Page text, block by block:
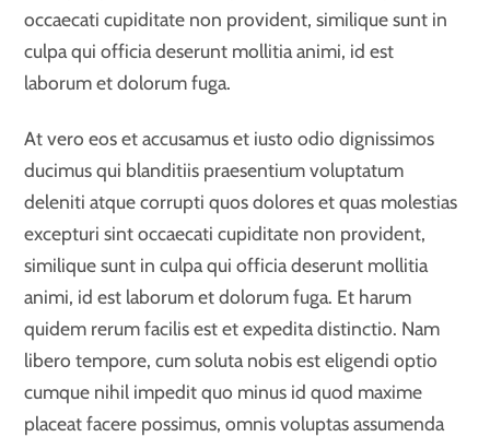
occaecati cupiditate non provident, similique sunt in
culpa qui officia deserunt mollitia animi, id est
laborum et dolorum fuga.
At vero eos et accusamus et iusto odio dignissimos
ducimus qui blanditiis praesentium voluptatum
deleniti atque corrupti quos dolores et quas molestias
excepturi sint occaecati cupiditate non provident,
similique sunt in culpa qui officia deserunt mollitia
animi, id est laborum et dolorum fuga. Et harum
quidem rerum facilis est et expedita distinctio. Nam
libero tempore, cum soluta nobis est eligendi optio
cumque nihil impedit quo minus id quod maxime
placeat facere possimus, omnis voluptas assumenda